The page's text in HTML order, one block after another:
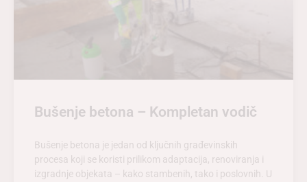
Bušenje betona – Kompletan vodič
Bušenje betona je jedan od ključnih građevinskih
procesa koji se koristi prilikom adaptacija, renoviranja i
izgradnje objekata – kako stambenih, tako i poslovnih. U